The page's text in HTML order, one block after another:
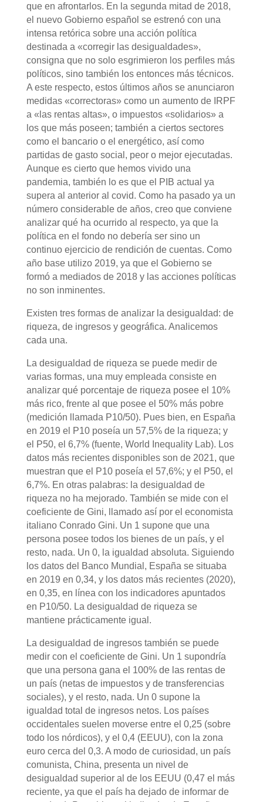
que en afrontarlos. En la segunda mitad de 2018,
el nuevo Gobierno español se estrenó con una
intensa retórica sobre una acción política
destinada a «corregir las desigualdades»,
consigna que no solo esgrimieron los perfiles más
políticos, sino también los entonces más técnicos.
A este respecto, estos últimos años se anunciaron
medidas «correctoras» como un aumento de IRPF
a «las rentas altas», o impuestos «solidarios» a
los que más poseen; también a ciertos sectores
como el bancario o el energético, así como
partidas de gasto social, peor o mejor ejecutadas.
Aunque es cierto que hemos vivido una
pandemia, también lo es que el PIB actual ya
supera al anterior al covid. Como ha pasado ya un
número considerable de años, creo que conviene
analizar qué ha ocurrido al respecto, ya que la
política en el fondo no debería ser sino un
continuo ejercicio de rendición de cuentas. Como
año base utilizo 2019, ya que el Gobierno se
formó a mediados de 2018 y las acciones políticas
no son inminentes.
Existen tres formas de analizar la desigualdad: de
riqueza, de ingresos y geográfica. Analicemos
cada una.
La desigualdad de riqueza se puede medir de
varias formas, una muy empleada consiste en
analizar qué porcentaje de riqueza posee el 10%
más rico, frente al que posee el 50% más pobre
(medición llamada P10/50). Pues bien, en España
en 2019 el P10 poseía un 57,5% de la riqueza; y
el P50, el 6,7% (fuente, World Inequality Lab). Los
datos más recientes disponibles son de 2021, que
muestran que el P10 poseía el 57,6%; y el P50, el
6,7%. En otras palabras: la desigualdad de
riqueza no ha mejorado. También se mide con el
coeficiente de Gini, llamado así por el economista
italiano Conrado Gini. Un 1 supone que una
persona posee todos los bienes de un país, y el
resto, nada. Un 0, la igualdad absoluta. Siguiendo
los datos del Banco Mundial, España se situaba
en 2019 en 0,34, y los datos más recientes (2020),
en 0,35, en línea con los indicadores apuntados
en P10/50. La desigualdad de riqueza se
mantiene prácticamente igual.
La desigualdad de ingresos también se puede
medir con el coeficiente de Gini. Un 1 supondría
que una persona gana el 100% de las rentas de
un país (netas de impuestos y de transferencias
sociales), y el resto, nada. Un 0 supone la
igualdad total de ingresos netos. Los países
occidentales suelen moverse entre el 0,25 (sobre
todo los nórdicos), y el 0,4 (EEUU), con la zona
euro cerca del 0,3. A modo de curiosidad, un país
comunista, China, presenta un nivel de
desigualdad superior al de los EEUU (0,47 el más
reciente, ya que el país ha dejado de informar de